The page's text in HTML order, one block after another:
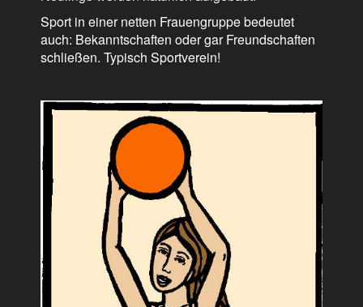
Sport in einer netten Frauengruppe bedeutet
auch: Bekanntschaften oder gar Freundschaften
schließen. Typisch Sportverein!